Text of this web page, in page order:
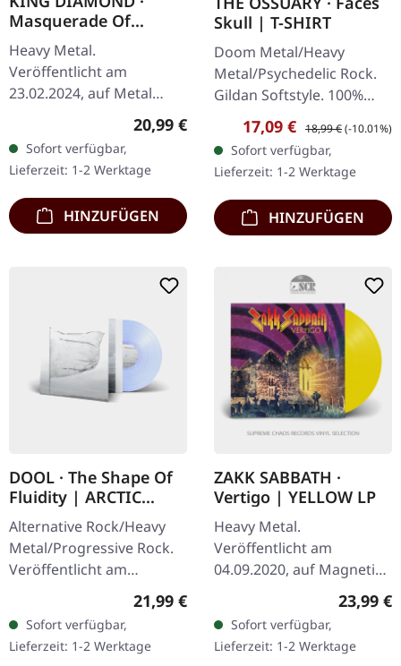
Masquerade Of
Madness EP | CLEAR
VIOLET BROWN
MARBLED LP
Heavy Metal.
Veröffentlicht am
23.02.2024, auf Metal
Blade Records. Clear-
marmoriertes Vinyl. King
Diamonds 'Masquerade
of Madness' ist…
Regulärer Preis:
20,99 €
Sofort verfügbar,
Lieferzeit: 1-2 Werktage
HINZUFÜGEN
Skull | T-SHIRT
Doom Metal/Heavy
Metal/Psychedelic Rock.
Gildan Softstyle. 100%
Baumwolle. Druck auf
Vorderseite.
Verkaufspreis:
17,09 € Regulärer Preis:
18,99 €(-10.01%)
Sofort verfügbar,
Lieferzeit: 1-2 Werktage
HINZUFÜGEN
DOOL · The Shape Of
Fluidity | ARCTIC
PEARL LP
Alternative Rock/Heavy
Metal/Progressive Rock.
Veröffentlicht am
28.03.2025, auf Prophecy
Productions. Arktic Pearl
Vinyl im Gatefold-Cover
in…
Regulärer Preis:
21,99 €
Sofort verfügbar,
Lieferzeit: 1-2 Werktage
ZAKK SABBATH ·
Vertigo | YELLOW LP
Heavy Metal.
Veröffentlicht am
04.09.2020, auf Magnetic
Eye Records. Gelbes Vinyl
im Gatefold-Cover. Mit
Zakk Sabbath zollen
Gitarrist und Sänger…
23,99 €
Sofort verfügbar,
Lieferzeit: 1-2 Werktage